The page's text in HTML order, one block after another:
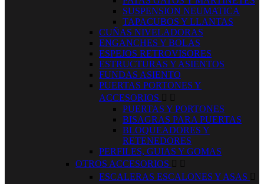
SUSPENSION NEUMATICA
TAPACUBOS Y LLANTAS
CUÑAS NIVELADORAS
ENGANCHES Y BOLAS
ESPEJOS RETROVISORES
ESTRUCTURAS Y ASIENTOS
FUNDAS ASIENTO
PUERTAS PORTONES Y
ACCESORIOS  
PUERTAS Y PORTONES
BISAGRAS PARA PUERTAS
BLOQUEADORES Y
RETENEDORES
PERFILES, GUIAS Y GOMAS
OTROS ACCESORIOS  
ESCALERAS ESCALONES Y ASAS 